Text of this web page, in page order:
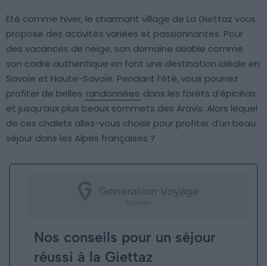
Été comme hiver, le charmant village de La Giettaz vous
propose des activités variées et passionnantes. Pour
des vacances de neige, son domaine skiable comme
son cadre authentique en font une destination idéale en
Savoie et Haute-Savoie. Pendant l’été, vous pourrez
profiter de belles randonnées dans les forêts d’épicéas
et jusqu’aux plus beaux sommets des Aravis. Alors lequel
de ces chalets allez-vous choisir pour profiter d’un beau
séjour dans les Alpes françaises ?
Nos conseils pour un séjour
réussi à la Giettaz